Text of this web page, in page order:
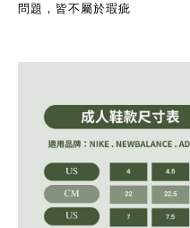
問題，皆不屬於瑕疵